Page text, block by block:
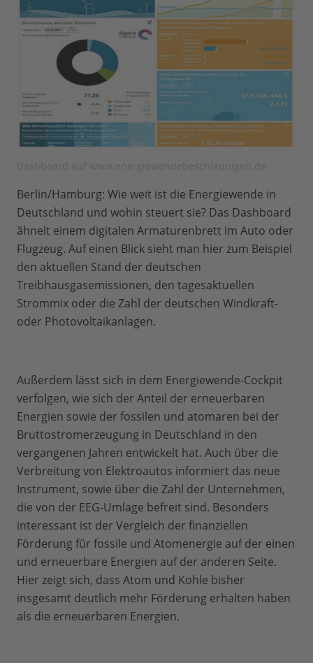
Berlin/Hamburg: Wie weit ist die Energiewende in
Deutschland und wohin steuert sie? Das Dashboard
ähnelt einem digitalen Armaturenbrett im Auto oder
Flugzeug. Auf einen Blick sieht man hier zum Beispiel
den aktuellen Stand der deutschen
Treibhausgasemissionen, den tagesaktuellen
Strommix oder die Zahl der deutschen Windkraft-
oder Photovoltaikanlagen.
Außerdem lässt sich in dem Energiewende-Cockpit
verfolgen, wie sich der Anteil der erneuerbaren
Energien sowie der fossilen und atomaren bei der
Bruttostromerzeugung in Deutschland in den
vergangenen Jahren entwickelt hat. Auch über die
Verbreitung von Elektroautos informiert das neue
Instrument, sowie über die Zahl der Unternehmen,
die von der EEG-Umlage befreit sind. Besonders
interessant ist der Vergleich der finanziellen
Förderung für fossile und Atomenergie auf der einen
und erneuerbare Energien auf der anderen Seite.
Hier zeigt sich, dass Atom und Kohle bisher
insgesamt deutlich mehr Förderung erhalten haben
als die erneuerbaren Energien.